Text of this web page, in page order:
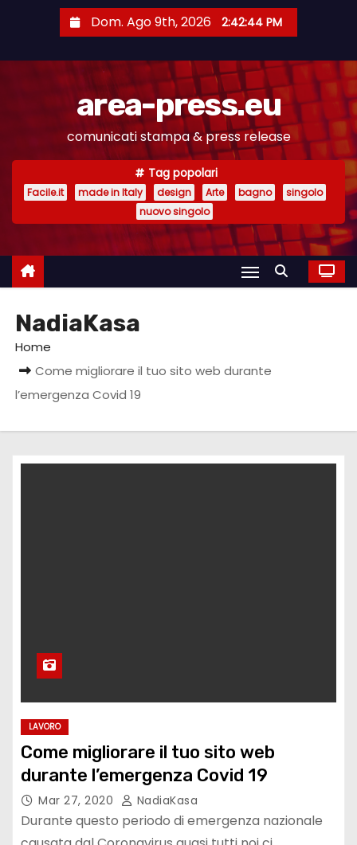
e
Dom. Ago 9th, 2026 2:42:44 PM
area-press.eu
comunicati stampa & press release
Tag popolari
Facile.it made in Italy design Arte bagno
singolo
nuovo singolo
NadiaKasa
Home
Come migliorare il tuo sito web durante
l’emergenza Covid 19
LAVORO
Come migliorare il tuo sito web
durante l’emergenza Covid 19
Mar 27, 2020 NadiaKasa
Durante questo periodo di emergenza nazionale